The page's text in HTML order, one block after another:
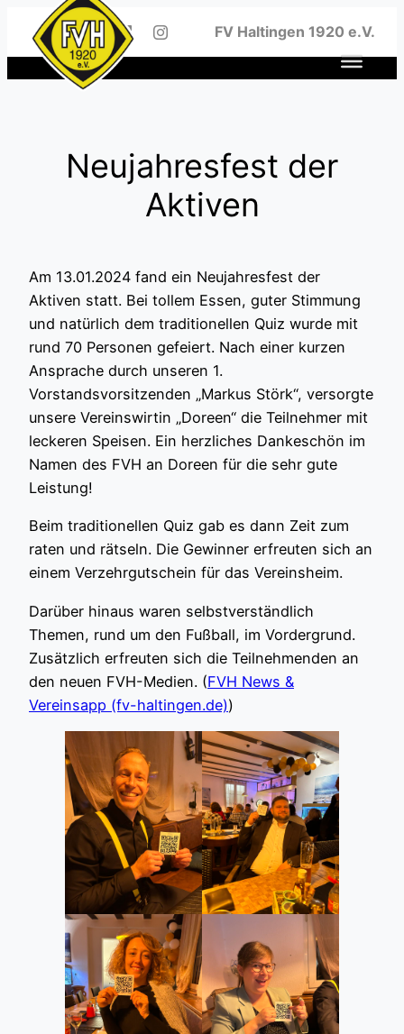
Inhalt
springen
FV Haltingen 1920 e.V.
Neujahresfest der
Aktiven
Am 13.01.2024 fand ein Neujahresfest der
Aktiven statt. Bei tollem Essen, guter Stimmung
und natürlich dem traditionellen Quiz wurde mit
rund 70 Personen gefeiert. Nach einer kurzen
Ansprache durch unseren 1.
Vorstandsvorsitzenden „Markus Störk“, versorgte
unsere Vereinswirtin „Doreen“ die Teilnehmer mit
leckeren Speisen. Ein herzliches Dankeschön im
Namen des FVH an Doreen für die sehr gute
Leistung!
Beim traditionellen Quiz gab es dann Zeit zum
raten und rätseln. Die Gewinner erfreuten sich an
einem Verzehrgutschein für das Vereinsheim.
Darüber hinaus waren selbstverständlich
Themen, rund um den Fußball, im Vordergrund.
Zusätzlich erfreuten sich die Teilnehmenden an
den neuen FVH-Medien. (FVH News &
Vereinsapp (fv-haltingen.de))